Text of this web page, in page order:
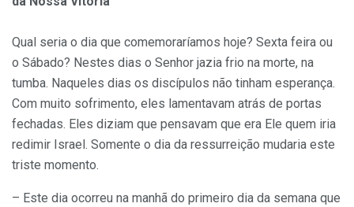
Qual seria o dia que comemoraríamos hoje? Sexta feira ou
o Sábado? Nestes dias o Senhor jazia frio na morte, na
tumba. Naqueles dias os discípulos não tinham esperança.
Com muito sofrimento, eles lamentavam atrás de portas
fechadas. Eles diziam que pensavam que era Ele quem iria
redimir Israel. Somente o dia da ressurreição mudaria este
triste momento.
– Este dia ocorreu na manhã do primeiro dia da semana que